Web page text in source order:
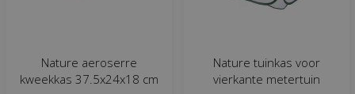
Nature aeroserre
kweekkas 37.5x24x18 cm
Nature tuinkas voor
vierkante metertuin